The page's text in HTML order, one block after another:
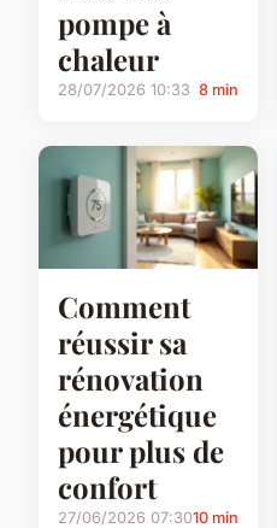
pompe à
chaleur
28/07/2026 10:33 8 min
Comment
réussir sa
rénovation
énergétique
pour plus de
confort
27/06/2026 07:3010 min